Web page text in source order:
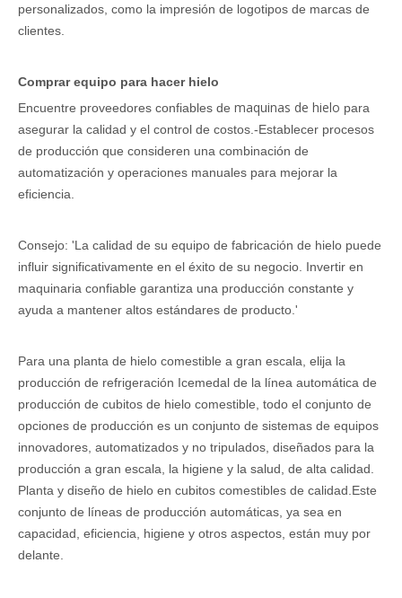
personalizados, como la impresión de logotipos de marcas de
clientes.
Comprar equipo para hacer hielo
Encuentre proveedores confiables de maquinas de hielo para
asegurar la calidad y el control de costos.-Establecer procesos
de producción que consideren una combinación de
automatización y operaciones manuales para mejorar la
eficiencia.
Consejo: 'La calidad de su equipo de fabricación de hielo puede
influir significativamente en el éxito de su negocio. Invertir en
maquinaria confiable garantiza una producción constante y
ayuda a mantener altos estándares de producto.'
Para una planta de hielo comestible a gran escala, elija la
producción de refrigeración Icemedal de la línea automática de
producción de cubitos de hielo comestible, todo el conjunto de
opciones de producción es un conjunto de sistemas de equipos
innovadores, automatizados y no tripulados, diseñados para la
producción a gran escala, la higiene y la salud, de alta calidad.
Planta y diseño de hielo en cubitos comestibles de calidad.Este
conjunto de líneas de producción automáticas, ya sea en
capacidad, eficiencia, higiene y otros aspectos, están muy por
delante.